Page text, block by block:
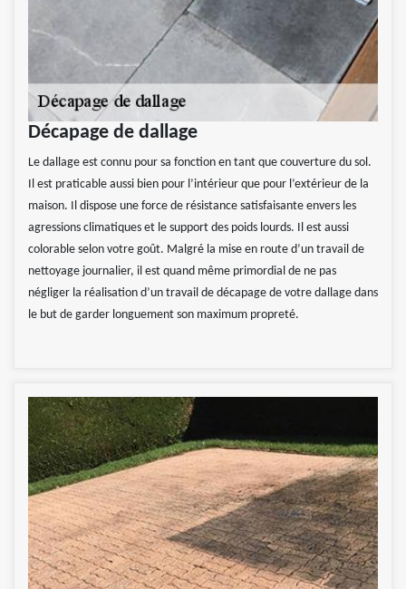
Décapage de dallage
Le dallage est connu pour sa fonction en tant que couverture du sol.
Il est praticable aussi bien pour l’intérieur que pour l’extérieur de la
maison. Il dispose une force de résistance satisfaisante envers les
agressions climatiques et le support des poids lourds. Il est aussi
colorable selon votre goût. Malgré la mise en route d’un travail de
nettoyage journalier, il est quand même primordial de ne pas
négliger la réalisation d’un travail de décapage de votre dallage dans
le but de garder longuement son maximum propreté.